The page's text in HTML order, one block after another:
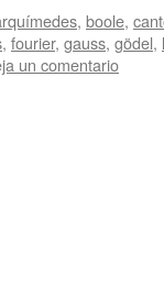
, boole,
, fourier, gauss, gödel,
un comentario